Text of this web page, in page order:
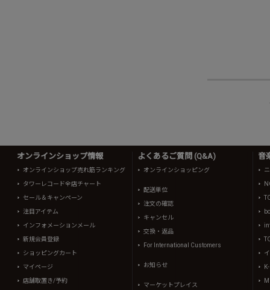
オンラインショップ情報
オンラインショップ売れ筋ランキング
タワーレコード全店チャート
セール＆キャンペーン
注目アイテム
インフォメーションメール
新規会員登録
ショッピングカート
マイページ
店舗取置き/予約
よくあるご質問 (Q&A)
オンラインショッピング
配送単位
注文の確認
キャンセル
交換・返品
For International Customers
お知らせ
マーケットプレイス
音